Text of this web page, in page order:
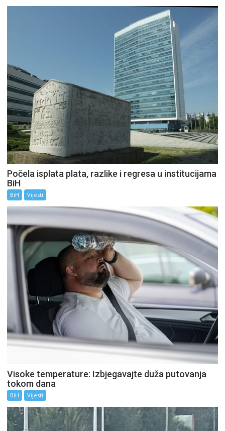
Počela isplata plata, razlike i regresa u institucijama
BiH
BiH Vijesti
Visoke temperature: Izbjegavajte duža putovanja
tokom dana
BiH Vijesti